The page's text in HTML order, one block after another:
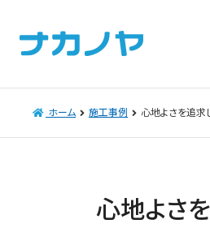
ホーム 施工事例 心地よさを追求
心地よさ